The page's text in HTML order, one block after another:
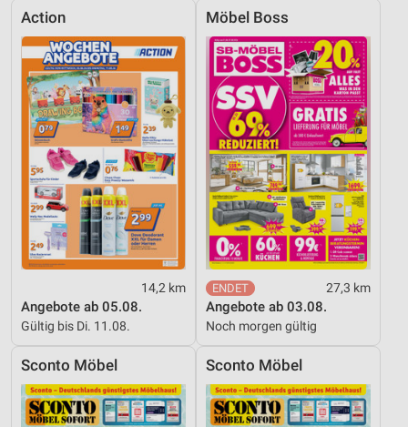
Action
14,2 km
Angebote ab 05.08.
Gültig bis Di. 11.08.
Möbel Boss
27,3 km
Angebote ab 03.08.
Noch morgen gültig
Sconto Möbel Sconto Möbel